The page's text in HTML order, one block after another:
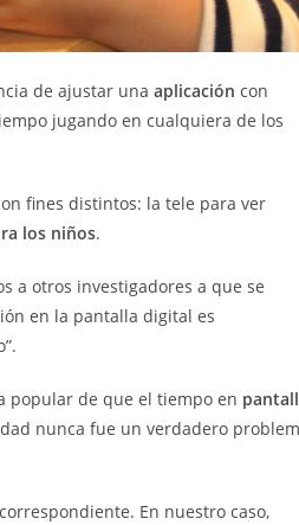
de ajustar una aplicación con
jugando en cualquiera de los
fines distintos: la tele para ver
los niños.
a otros investigadores a que se
en la pantalla digital es
popular de que el tiempo en
nunca fue un verdadero
En nuestro caso,